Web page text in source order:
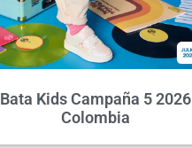
Bata Kids Campaña 5 2026
Colombia